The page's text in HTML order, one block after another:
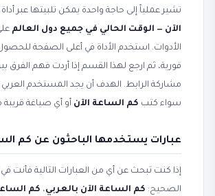
تشير عملياً إلى حاجة واحدة يمكن تلبيتها عبر أداة
الآن — الوقت الحالي في جميع دول العالم
الأدوات. استخدم الأداة في أعلى الصفحة
فورية، ثم ارجع لهذا القسم إذا أردت فهم الفرق
مشاركة الرابط. الهدف أن يجد المستخدم
سواء كتب كم الساعة الآن أو أي صياغة قريبة
عبارات يستخدمها الباحثون عن كم
إذا كنت تبحث عن أي من العبارات التالية فأنت في
الصحيح: كم الساعة الآن بالعربي، كم